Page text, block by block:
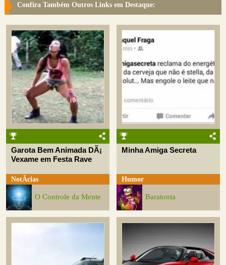
Confira Também Outros Links em Destaque:
Garota Bem Animada DÃ¡
Vexame em Festa Rave
NotÃ­cias
O Controle da Mente
Minha Amiga Secreta
Humor
Baratonta